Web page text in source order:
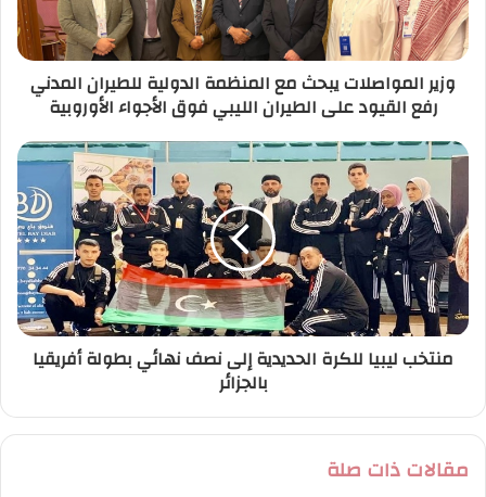
ك
ت
ر
وزير المواصلات يبحث مع المنظمة الدولية للطيران المدني
رفع القيود على الطيران الليبي فوق الأجواء الأوروبية
منتخب ليبيا للكرة الحديدية إلى نصف نهائي بطولة أفريقيا
بالجزائر
مقالات ذات صلة